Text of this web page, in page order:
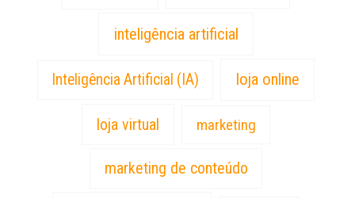
inteligência artificial
Inteligência Artificial (IA) loja online
loja virtual marketing
marketing de conteúdo